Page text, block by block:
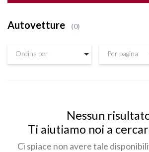
Autovetture 0
Ordina per Per pagina
Nessun
Ti aiutiamo noi a
Ci spiace non avere tale